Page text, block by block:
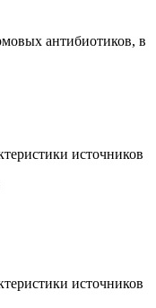
антибиотиков, в
источников
источников